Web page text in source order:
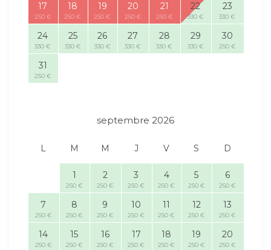
17
250 €
18
250 €
19
250 €
20
250 €
21
250 €
22
330 €
23
330 €
24
330 €
25
330 €
26
330 €
27
330 €
28
330 €
29
330 €
30
250 €
31
250 €
septembre 2026
L M M J V S D
1
250 €
2
250 €
3
250 €
4
250 €
5
250 €
6
250 €
7
250 €
8
250 €
9
250 €
10
250 €
11
250 €
12
250 €
13
250 €
14
250 €
15
250 €
16
250 €
17
250 €
18
250 €
19
250 €
20
250 €